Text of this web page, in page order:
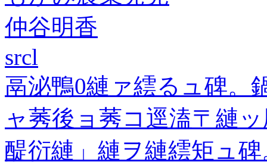
仲谷明香
srcl
鬲泌鴨0縺ァ繧るュ碑。
ャ莠後ョ莠コ逕溘〒縺
醍衍縺」縺ヲ縺繧矩ュ